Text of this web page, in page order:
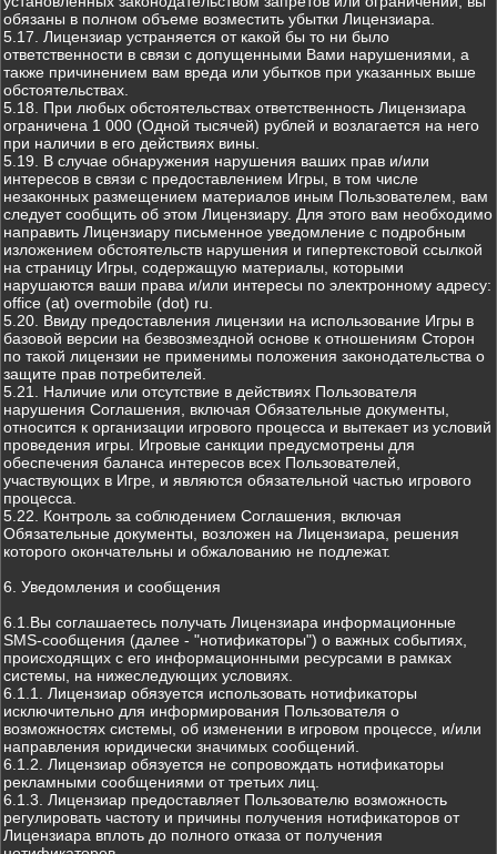
обязаны в полном объеме возместить убытки Лицензиара.
5.17. Лицензиар устраняется от какой бы то ни было
ответственности в связи с допущенными Вами нарушениями, а
также причинением вам вреда или убытков при указанных выше
обстоятельствах.
5.18. При любых обстоятельствах ответственность Лицензиара
ограничена 1 000 (Одной тысячей) рублей и возлагается на него
при наличии в его действиях вины.
5.19. В случае обнаружения нарушения ваших прав и/или
интересов в связи с предоставлением Игры, в том числе
незаконных размещением материалов иным Пользователем, вам
следует сообщить об этом Лицензиару. Для этого вам необходимо
направить Лицензиару письменное уведомление с подробным
изложением обстоятельств нарушения и гипертекстовой ссылкой
на страницу Игры, содержащую материалы, которыми
нарушаются ваши права и/или интересы по электронному адресу:
office (at) overmobile (dot) ru.
5.20. Ввиду предоставления лицензии на использование Игры в
базовой версии на безвозмездной основе к отношениям Сторон
по такой лицензии не применимы положения законодательства о
защите прав потребителей.
5.21. Наличие или отсутствие в действиях Пользователя
нарушения Соглашения, включая Обязательные документы,
относится к организации игрового процесса и вытекает из условий
проведения игры. Игровые санкции предусмотрены для
обеспечения баланса интересов всех Пользователей,
участвующих в Игре, и являются обязательной частью игрового
процесса.
5.22. Контроль за соблюдением Соглашения, включая
Обязательные документы, возложен на Лицензиара, решения
которого окончательны и обжалованию не подлежат.
6. Уведомления и сообщения
6.1.Вы соглашаетесь получать Лицензиара информационные
SMS-сообщения (далее - "нотификаторы") о важных событиях,
происходящих с его информационными ресурсами в рамках
системы, на нижеследующих условиях.
6.1.1. Лицензиар обязуется использовать нотификаторы
исключительно для информирования Пользователя о
возможностях системы, об изменении в игровом процессе, и/или
направления юридически значимых сообщений.
6.1.2. Лицензиар обязуется не сопровождать нотификаторы
рекламными сообщениями от третьих лиц.
6.1.3. Лицензиар предоставляет Пользователю возможность
регулировать частоту и причины получения нотификаторов от
Лицензиара вплоть до полного отказа от получения